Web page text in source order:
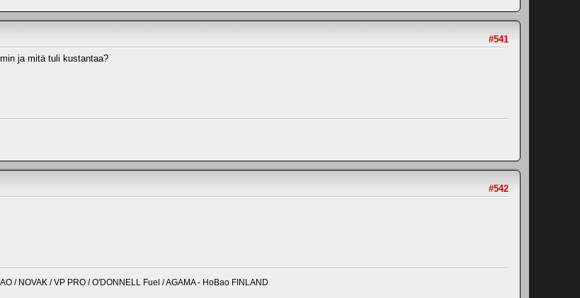
#541
ja mitä tuli kustantaa?
#542
/ NOVAK / VP PRO / O'DONNELL Fuel / AGAMA - HoBao FINLAND